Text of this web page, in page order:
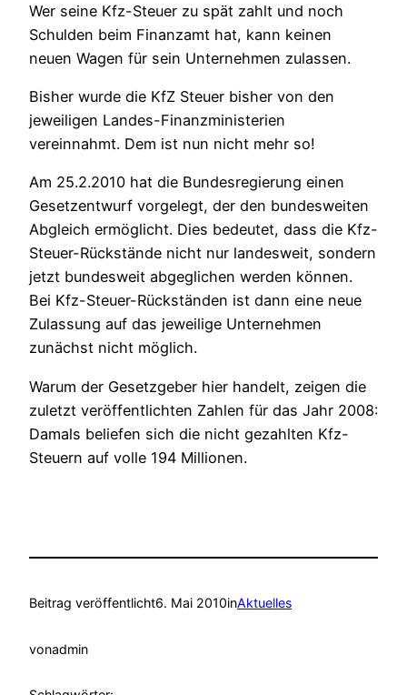
Wer seine Kfz-Steuer zu spät zahlt und noch
Schulden beim Finanzamt hat, kann keinen
neuen Wagen für sein Unternehmen zulassen.
Bisher wurde die KfZ Steuer bisher von den
jeweiligen Landes-Finanzministerien
vereinnahmt. Dem ist nun nicht mehr so!
Am 25.2.2010 hat die Bundesregierung einen
Gesetzentwurf vorgelegt, der den bundesweiten
Abgleich ermöglicht. Dies bedeutet, dass die Kfz-
Steuer-Rückstände nicht nur landesweit, sondern
jetzt bundesweit abgeglichen werden können.
Bei Kfz-Steuer-Rückständen ist dann eine neue
Zulassung auf das jeweilige Unternehmen
zunächst nicht möglich.
Warum der Gesetzgeber hier handelt, zeigen die
zuletzt veröffentlichten Zahlen für das Jahr 2008:
Damals beliefen sich die nicht gezahlten Kfz-
Steuern auf volle 194 Millionen.
Beitrag veröffentlicht6. Mai 2010inAktuelles
vonadmin